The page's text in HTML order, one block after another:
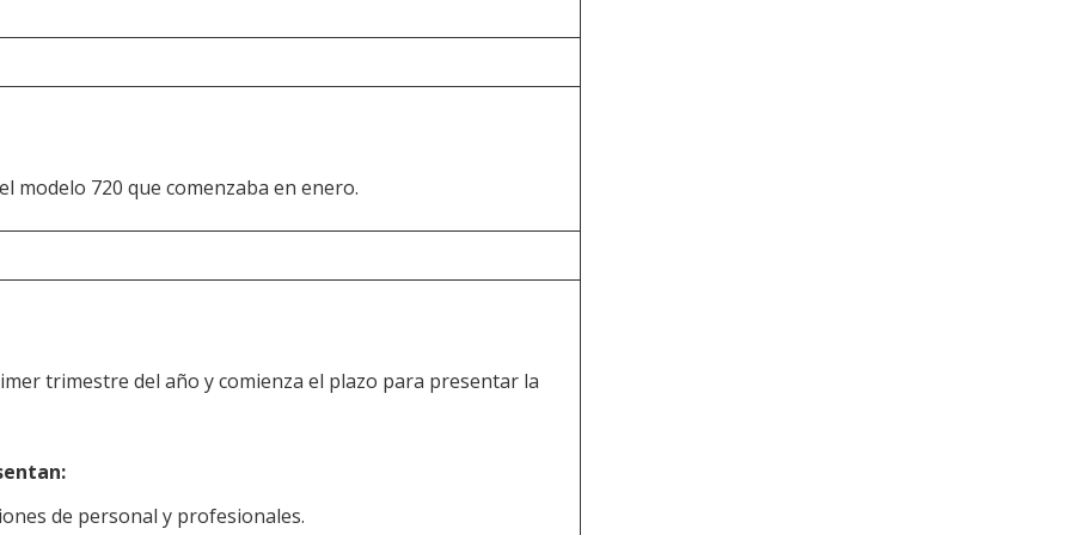
modelo 720 que comenzaba en enero.
trimestre del año y comienza el plazo para presentar la
de personal y profesionales.